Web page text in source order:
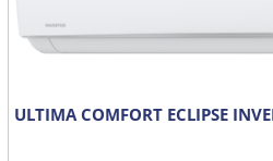
ULTIMA COMFORT ECLIPSE